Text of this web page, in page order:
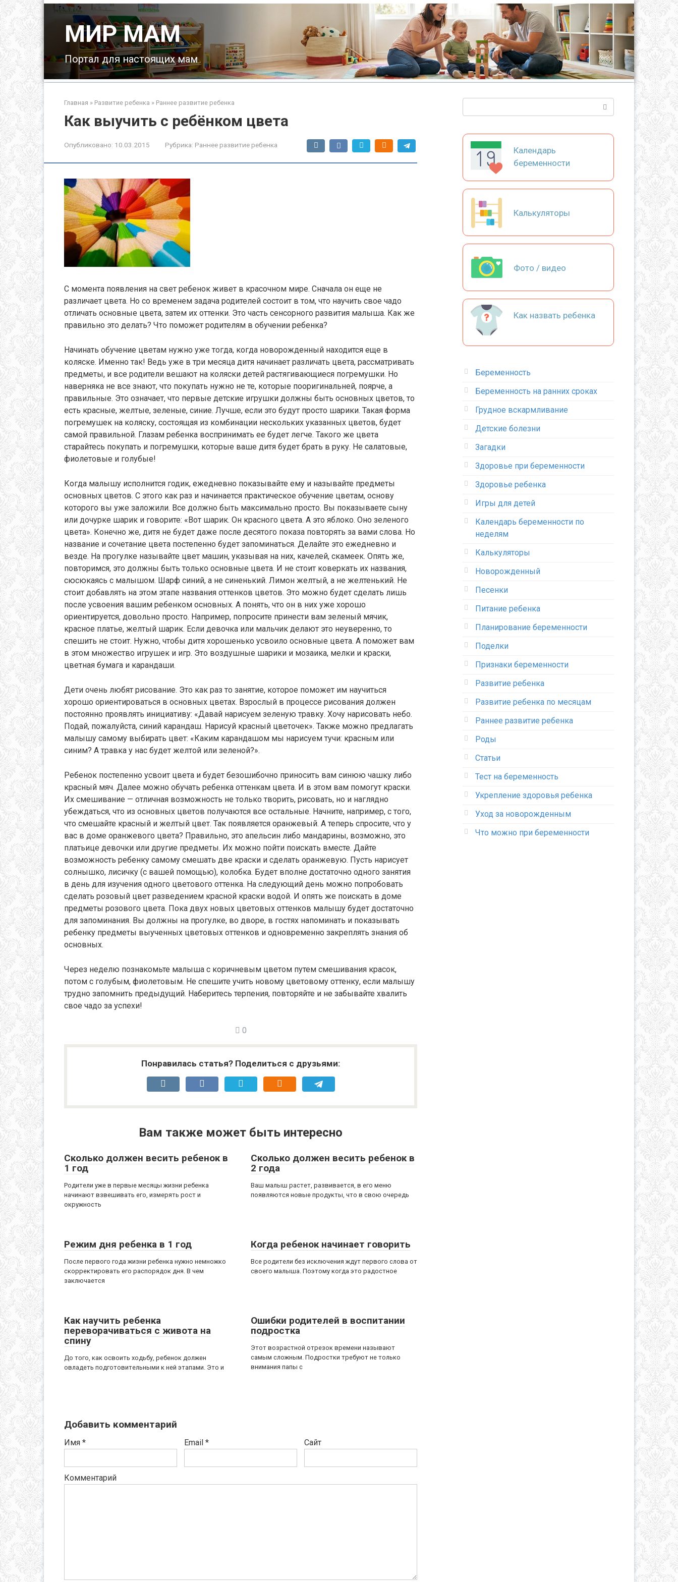
МИР МАМ
Портал для настоящих мам
Главная » Развитие ребенка » Раннее развитие ребенка
Как выучить с ребёнком цвета
Опубликовано: 10.03.2015 Рубрика: Раннее развитие ребенка
С момента появления на свет ребенок живет в красочном мире. Сначала он еще не
различает цвета. Но со временем задача родителей состоит в том, что научить свое чадо
отличать основные цвета, затем их оттенки. Это часть сенсорного развития малыша. Как же
правильно это делать? Что поможет родителям в обучении ребенка?
Начинать обучение цветам нужно уже тогда, когда новорожденный находится еще в
коляске. Именно так! Ведь уже в три месяца дитя начинает различать цвета, рассматривать
предметы, и все родители вешают на коляски детей растягивающиеся погремушки. Но
наверняка не все знают, что покупать нужно не те, которые пооригинальней, поярче, а
правильные. Это означает, что первые детские игрушки должны быть основных цветов, то
есть красные, желтые, зеленые, синие. Лучше, если это будут просто шарики. Такая форма
погремушек на коляску, состоящая из комбинации нескольких указанных цветов, будет
самой правильной. Глазам ребенка воспринимать ее будет легче. Такого же цвета
старайтесь покупать и погремушки, которые ваше дитя будет брать в руку. Не салатовые,
фиолетовые и голубые!
Когда малышу исполнится годик, ежедневно показывайте ему и называйте предметы
основных цветов. С этого как раз и начинается практическое обучение цветам, основу
которого вы уже заложили. Все должно быть максимально просто. Вы показываете сыну
или дочурке шарик и говорите: «Вот шарик. Он красного цвета. А это яблоко. Оно зеленого
цвета». Конечно же, дитя не будет даже после десятого показа повторять за вами слова. Но
название и сочетание цвета постепенно будет запоминаться. Делайте это ежедневно и
везде. На прогулке называйте цвет машин, указывая на них, качелей, скамеек. Опять же,
повторимся, это должны быть только основные цвета. И не стоит коверкать их названия,
сюсюкаясь с малышом. Шарф синий, а не синенький. Лимон желтый, а не желтенький. Не
стоит добавлять на этом этапе названия оттенков цветов. Это можно будет сделать лишь
после усвоения вашим ребенком основных. А понять, что он в них уже хорошо
ориентируется, довольно просто. Например, попросите принести вам зеленый мячик,
красное платье, желтый шарик. Если девочка или мальчик делают это неуверенно, то
спешить не стоит. Нужно, чтобы дитя хорошенько усвоило основные цвета. А поможет вам
в этом множество игрушек и игр. Это воздушные шарики и мозаика, мелки и краски,
цветная бумага и карандаши.
Дети очень любят рисование. Это как раз то занятие, которое поможет им научиться
хорошо ориентироваться в основных цветах. Взрослый в процессе рисования должен
постоянно проявлять инициативу: «Давай нарисуем зеленую травку. Хочу нарисовать небо.
Подай, пожалуйста, синий карандаш. Нарисуй красный цветочек». Также можно предлагать
малышу самому выбирать цвет: «Каким карандашом мы нарисуем тучи: красным или
синим? А травка у нас будет желтой или зеленой?».
Ребенок постепенно усвоит цвета и будет безошибочно приносить вам синюю чашку либо
красный мяч. Далее можно обучать ребенка оттенкам цвета. И в этом вам помогут краски.
Их смешивание — отличная возможность не только творить, рисовать, но и наглядно
убеждаться, что из основных цветов получаются все остальные. Начните, например, с того,
что смешайте красный и желтый цвет. Так появляется оранжевый. А теперь спросите, что у
вас в доме оранжевого цвета? Правильно, это апельсин либо мандарины, возможно, это
платьице девочки или другие предметы. Их можно пойти поискать вместе. Дайте
возможность ребенку самому смешать две краски и сделать оранжевую. Пусть нарисует
солнышко, лисичку (с вашей помощью), колобка. Будет вполне достаточно одного занятия
в день для изучения одного цветового оттенка. На следующий день можно попробовать
сделать розовый цвет разведением красной краски водой. И опять же поискать в доме
предметы розового цвета. Пока двух новых цветовых оттенков малышу будет достаточно
для запоминания. Вы должны на прогулке, во дворе, в гостях напоминать и показывать
ребенку предметы выученных цветовых оттенков и одновременно закреплять знания об
основных.
Через неделю познакомьте малыша с коричневым цветом путем смешивания красок,
потом с голубым, фиолетовым. Не спешите учить новому цветовому оттенку, если малышу
трудно запомнить предыдущий. Наберитесь терпения, повторяйте и не забывайте хвалить
свое чадо за успехи!
0
Понравилась статья? Поделиться с друзьями:
Вам также может быть интересно
Сколько должен весить ребенок в
1 год
Родители уже в первые месяцы жизни ребенка
начинают взвешивать его, измерять рост и
окружность
Сколько должен весить ребенок в
2 года
Ваш малыш растет, развивается, в его меню
появляются новые продукты, что в свою очередь
Режим дня ребенка в 1 год
После первого года жизни ребенка нужно немножко
скорректировать его распорядок дня. В чем
заключается
Когда ребенок начинает говорить
Все родители без исключения ждут первого слова от
своего малыша. Поэтому когда это радостное
Как научить ребенка
переворачиваться с живота на
спину
До того, как освоить ходьбу, ребенок должен
овладеть подготовительными к ней этапами. Это и
Ошибки родителей в воспитании
подростка
Этот возрастной отрезок времени называют
самым сложным. Подростки требуют не только
внимания папы с
Добавить комментарий
Имя * Email * Сайт
Комментарий
Календарь
беременности
Калькуляторы
Фото / видео
Как назвать ребенка
Беременность
Беременность на ранних сроках
Грудное вскармливание
Детские болезни
Загадки
Здоровье при беременности
Здоровье ребенка
Игры для детей
Календарь беременности по
неделям
Калькуляторы
Новорожденный
Песенки
Питание ребенка
Планирование беременности
Поделки
Признаки беременности
Развитие ребенка
Развитие ребенка по месяцам
Раннее развитие ребенка
Роды
Статьи
Тест на беременность
Укрепление здоровья ребенка
Уход за новорожденным
Что можно при беременности